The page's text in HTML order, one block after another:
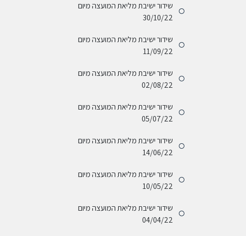
שידור ישיבת מליאת המועצה מיום
30/10/22
שידור ישיבת מליאת המועצה מיום
11/09/22
שידור ישיבת מליאת המועצה מיום
02/08/22
שידור ישיבת מליאת המועצה מיום
05/07/22
שידור ישיבת מליאת המועצה מיום
14/06/22
שידור ישיבת מליאת המועצה מיום
10/05/22
שידור ישיבת מליאת המועצה מיום
04/04/22